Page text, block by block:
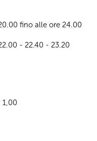
fino alle ore 24.00
- 22.40 - 23.20
1,00